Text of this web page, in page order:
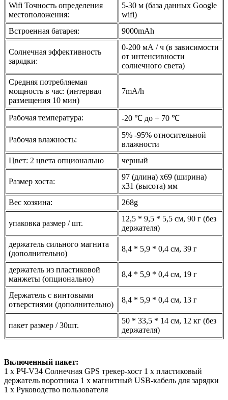
Wifi Точность определения
местоположения:
5-30 м (база данных Google
wifi)
Встроенная батарея:
9000mAh
Солнечная эффективность
зарядки:
0-200 мА / ч (в зависимости
от интенсивности
солнечного света)
Средняя потребляемая
мощность в час: (интервал
размещения 10 мин)
7mA/h
Рабочая температура: -20 ℃ до + 70 ℃
Рабочая влажность:
5% -95% относительной
влажности
Цвет: 2 цвета опционально
черный
Размер хоста:
97 (длина) x69 (ширина)
x31 (высота) мм
Вес хозяина:
268g
упаковка размер / шт.
12,5 * 9,5 * 5,5 см, 90 г (без
держателя)
держатель сильного магнита
(дополнительно)
8,4 * 5,9 * 0,4 см, 39 г
держатель из пластиковой
манжеты (опционально)
8,4 * 5,9 * 0,4 см, 19 г
Держатель с винтовыми
отверстиями (дополнительно)
8,4 * 5,9 * 0,4 см, 13 г
пакет размер / 30шт.
50 * 33,5 * 14 см, 12 кг (без
держателя)
Включенный пакет:
1 x РЧ-V34 Солнечная GPS трекер-хост 1 х пластиковый
держатель воротника 1 x магнитный USB-кабель для зарядки
1 x Руководство пользователя